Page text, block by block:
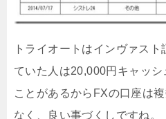
トライオートはインヴァス
ていた人は20,000円キャッシ
ことがあるからFXの口座は
なく、良い事づくしですね。